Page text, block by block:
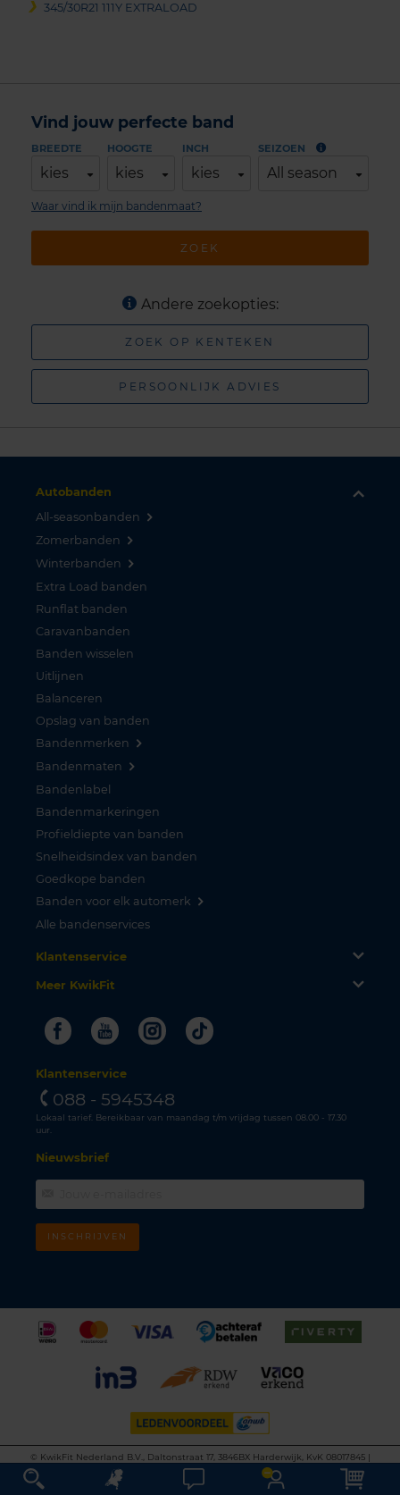
345/30R21 111Y EXTRALOAD
Vind jouw perfecte band
BREEDTE
kies
HOOGTE
kies
INCH
kies
SEIZOEN
All season
ZOEK
Waar vind ik mijn bandenmaat?
Andere zoekopties:
ZOEK OP KENTEKEN
PERSOONLIJK ADVIES
Autobanden
All-seasonbanden
Zomerbanden
Winterbanden
Extra Load banden
Runflat banden
Caravanbanden
Banden wisselen
Uitlijnen
Balanceren
Opslag van banden
Bandenmerken
Bandenmaten
Bandenlabel
Bandenmarkeringen
Profieldiepte van banden
Snelheidsindex van banden
Goedkope banden
Banden voor elk automerk
Alle bandenservices
Klantenservice
Meer KwikFit
FacebookYoutubeInstagram
Tiktok
Klantenservice
088 - 5945348
Lokaal tarief. Bereikbaar van maandag t/m vrijdag tussen 08.00 - 17.30
uur.
Nieuwsbrief
INSCHRIJVEN
©
KwikFit Nederland B.V., Daltonstraat 17, 3846BX Harderwijk, KvK 08017845 |
Algemene voorwaarden
Privacyverklaring Cookiebeleid
Disclaimer
This site is protected by reCAPTCHA and the Google
Privacy Policy
Terms of